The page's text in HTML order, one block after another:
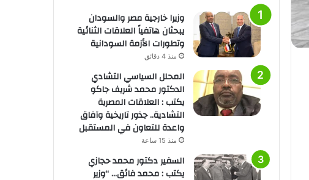
وزيرا خارجية مصر والسودان
يبحثان هاتفياً العلاقات الثنائية
وتطورات الأزمة السودانية
منذ 4 دقائق
المحلل السياسي التشادي
الدكتور محمد شريف جاكو
يكتب : العلاقات المصرية
التشادية.. جذور تاريخية وآفاق
واعدة للتعاون في المستقبل
منذ 15 ساعة
السفير دكتور محمد حجازي
يكتب : محمد فائق… “وزير